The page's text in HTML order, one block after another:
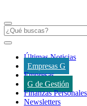
Últimas Noticias
Empresas G
Empresas
G de Gestión
Finanzas Personales
Newsletters